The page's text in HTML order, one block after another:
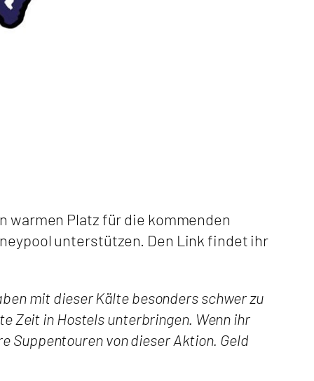
warmen Platz für die kommenden
unterstützen. Den Link findet ihr
mit dieser Kälte besonders schwer zu
Zeit in Hostels unterbringen. Wenn ihr
Suppentouren von dieser Aktion. Geld